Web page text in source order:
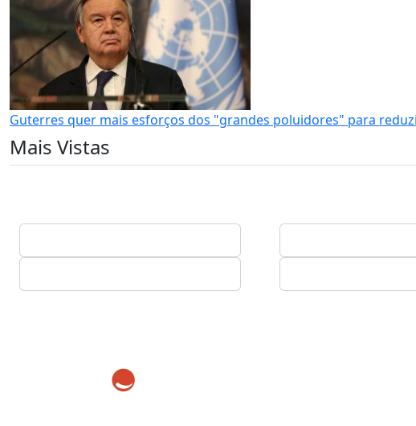
Guterres quer mais esforços dos "grandes poluidores" para
Mais Vistas